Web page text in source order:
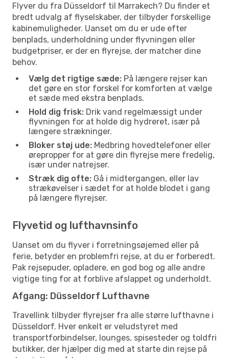
Flyver du fra Düsseldorf til Marrakech? Du finder et
bredt udvalg af flyselskaber, der tilbyder forskellige
kabinemuligheder. Uanset om du er ude efter
benplads, underholdning under flyvningen eller
budgetpriser, er der en flyrejse, der matcher dine
behov.
Vælg det rigtige sæde: På længere rejser kan
det gøre en stor forskel for komforten at vælge
et sæde med ekstra benplads.
Hold dig frisk: Drik vand regelmæssigt under
flyvningen for at holde dig hydreret, især på
længere strækninger.
Bloker støj ude: Medbring hovedtelefoner eller
ørepropper for at gøre din flyrejse mere fredelig,
især under natrejser.
Stræk dig ofte: Gå i midtergangen, eller lav
strækøvelser i sædet for at holde blodet i gang
på længere flyrejser.
Flyvetid og lufthavnsinfo
Uanset om du flyver i forretningsøjemed eller på
ferie, betyder en problemfri rejse, at du er forberedt.
Pak rejsepuder, opladere, en god bog og alle andre
vigtige ting for at forblive afslappet og underholdt.
Afgang: Düsseldorf Lufthavne
Travellink tilbyder flyrejser fra alle større lufthavne i
Düsseldorf. Hver enkelt er veludstyret med
transportforbindelser, lounges, spisesteder og toldfri
butikker, der hjælper dig med at starte din rejse på